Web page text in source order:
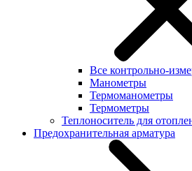
Все контрольно-
Манометры
Термоманометры
Термометры
Теплоноситель для
Предохранительная арматура